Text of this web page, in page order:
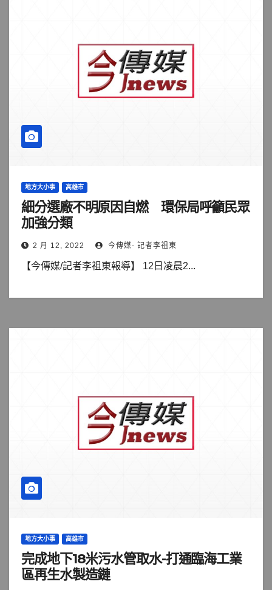
地方大小事 高雄市
細分選廠不明原因自燃 環保局呼籲民眾
加強分類
2 月 12, 2022 今傳媒- 記者李祖東
【今傳媒/記者李祖東報導】 12日凌晨2...
地方大小事 高雄市
完成地下18米污水管取水-打通臨海工業
區再生水製造鏈